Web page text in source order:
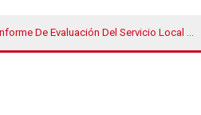
Evaluación Del Servicio Local De Teleasistencia